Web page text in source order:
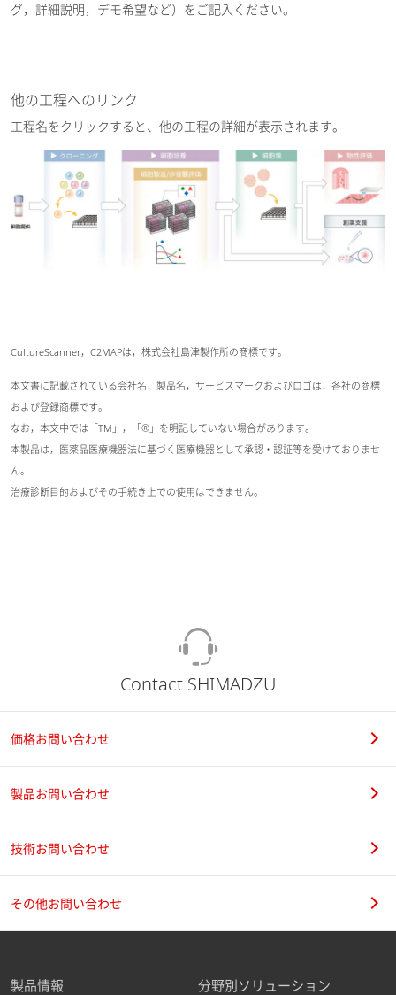
グ，詳細説明，デモ希望など）をご記入ください。
他の工程へのリンク
工程名をクリックすると、他の工程の詳細が表示されます。
CultureScanner，C2MAPは，株式会社島津製作所の商標です。
本文書に記載されている会社名，製品名，サービスマークおよびロゴは，各社の商標
および登録商標です。
なお，本文中では「TM」，「®」を明記していない場合があります。
本製品は，医薬品医療機器法に基づく医療機器として承認・認証等を受けておりませ
ん。
治療診断目的およびその手続き上での使用はできません。
Contact SHIMADZU
価格お問い合わせ
製品お問い合わせ
技術お問い合わせ
その他お問い合わせ
製品情報 分野別ソリューション